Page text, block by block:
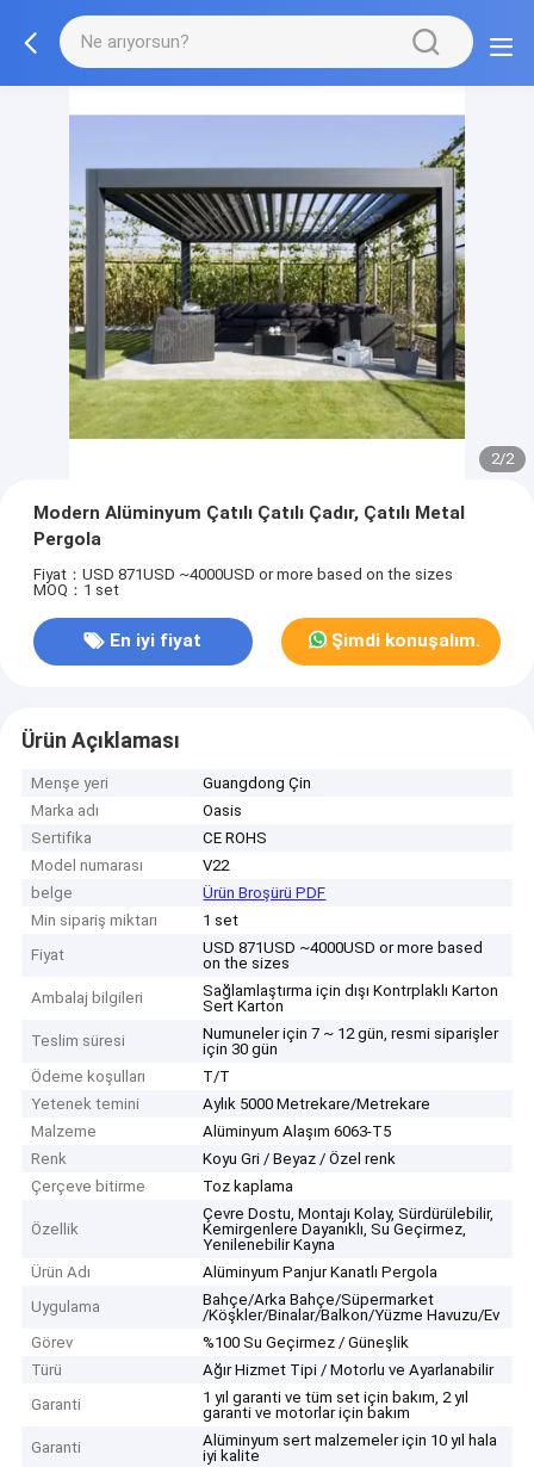
2/2
Modern Alüminyum Çatılı Çatılı Çadır, Çatılı Metal
Pergola
Fiyat：USD 871USD ~4000USD or more based on the sizes
MOQ：1 set
En iyi fiyat Şimdi konuşalım.
Ürün Açıklaması
Menşe yeri
Guangdong Çin
Marka adı
Oasis
Sertifika
CE ROHS
Model numarası
V22
belge
Ürün Broşürü PDF
Min sipariş miktarı
1 set
Fiyat
USD 871USD ~4000USD or more based
on the sizes
Ambalaj bilgileri
Sağlamlaştırma için dışı Kontrplaklı Karton
Sert Karton
Teslim süresi
Numuneler için 7 ~ 12 gün, resmi siparişler
için 30 gün
Ödeme koşulları
T/T
Yetenek temini
Aylık 5000 Metrekare/Metrekare
Malzeme
Alüminyum Alaşım 6063-T5
Renk
Koyu Gri / Beyaz / Özel renk
Çerçeve bitirme
Toz kaplama
Özellik
Çevre Dostu, Montajı Kolay, Sürdürülebilir,
Kemirgenlere Dayanıklı, Su Geçirmez,
Yenilenebilir Kayna
Ürün Adı
Alüminyum Panjur Kanatlı Pergola
Uygulama
Bahçe/Arka Bahçe/Süpermarket
/Köşkler/Binalar/Balkon/Yüzme Havuzu/Ev
Görev
%100 Su Geçirmez / Güneşlik
Türü
Ağır Hizmet Tipi / Motorlu ve Ayarlanabilir
Garanti
1 yıl garanti ve tüm set için bakım, 2 yıl
garanti ve motorlar için bakım
Garanti
Alüminyum sert malzemeler için 10 yıl hala
iyi kalite